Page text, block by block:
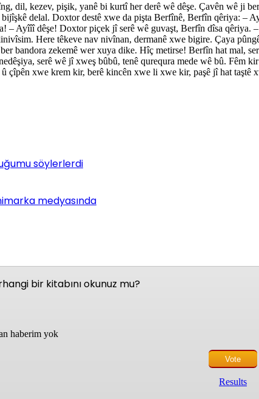
dil, kezev, pişik, yanê bi kurtî her derê wê dêşe. Çavên wê ji
delal. Doxtor destê xwe da pişta Berfînê, Berfîn qêriya:
– Ayîîî dêşe! Doxtor piçek jî serê wê guvaşt, Berfîn dîsa qêriya.
Here têkeve nav nivînan, dermanê xwe bigire. Çaya
bandora zekemê wer xuya dike. Hîç metirse! Berfîn hat mal,
serê wê jî xweş bûbû, tenê qurequra mede wê bû. Fêm
çîpên xwe krem kir, berê kincên xwe li xwe kir, paşê jî hat taştê
söylerlerdi
medyasında
bir kitabını okunuz mu?
haberim yok
Results